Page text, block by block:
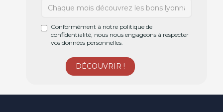
Conformément à notre politique de
confidentialité, nous nous engageons à respecter
vos données personnelles.